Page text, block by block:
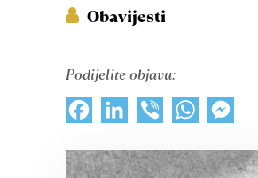
Obavijesti
Podijelite objavu:
FacebookLinkedInViber WhatsApp